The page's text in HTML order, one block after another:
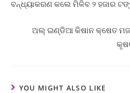
ବନ୍ଧ୍ୟାକରଣ କଲେ ମିଳିବ ୨ ହଜାର
ଅଲ୍ ଇଣ୍ଡିଆ କିଷାନ କ୍ଷେତ
YOU MIGHT ALSO LIKE